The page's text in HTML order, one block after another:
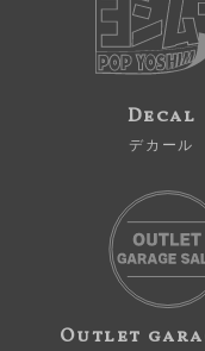
Decal
デカール
Outlet